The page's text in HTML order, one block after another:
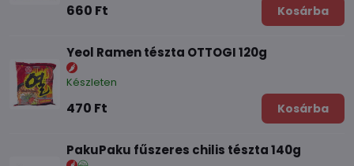
660 Ft Kosárba
Yeol Ramen tészta OTTOGI 120g
Készleten
470 Ft Kosárba
PakuPaku fűszeres chilis tészta 140g